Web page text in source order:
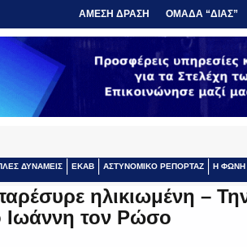
ΑΜΕΣΗ ΔΡΑΣΗ ΟΜΑΔΑ “ΔΙΑΣ”
ΔΥΝΑΜΕΙΣ ΕΚΑΒ ΑΣΤΥΝΟΜΙΚΟ ΡΕΠΟΡΤΑΖ Η ΦΩΝΗ
ηλικιωμένη –
Ιωάννη τον Ρώσο